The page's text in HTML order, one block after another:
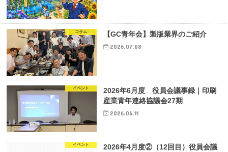
コラム 【GC青年会】製版業界のご紹介
2026.07.08
イベント
2026年6月度 役員会議事録｜印刷
産業青年連絡協議会27期
2026.06.11
イベント
2026年4月度②（12回目）役員会議